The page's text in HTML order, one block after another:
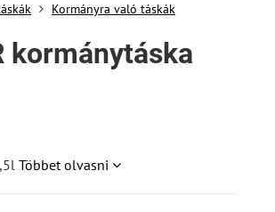
Kormányra való táskák
kormánytáska
Többet olvasni